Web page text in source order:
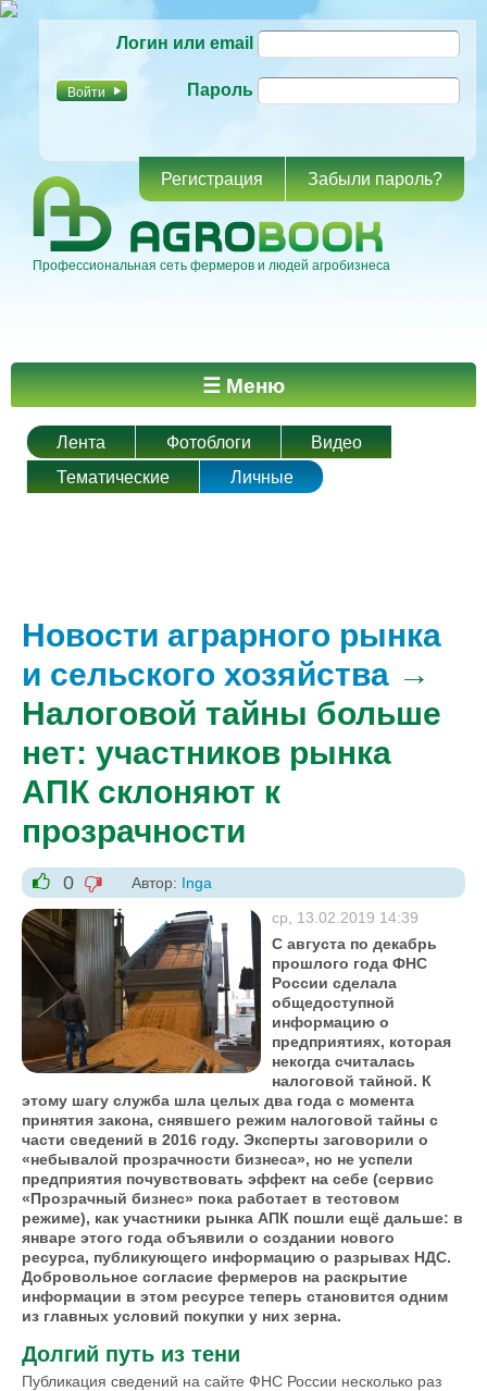
основному
Логин или email
Пароль
Регистрация Забыли пароль?
Профессиональная сеть фермеров и людей агробизнеса
Главное меню ☰ Меню
Лента Фотоблоги
Видео
Тематические
Личные
Новости аграрного рынка
и сельского хозяйства →
Налоговой тайны больше
нет: участников рынка
АПК склоняют к
прозрачности
+1
0
-1
Автор: Inga
ср, 13.02.2019 14:39
С августа по декабрь
прошлого года ФНС
России сделала
общедоступной
информацию о
предприятиях, которая
некогда считалась
налоговой тайной. К
этому шагу служба шла целых два года с момента
принятия закона, снявшего режим налоговой тайны с
части сведений в 2016 году. Эксперты заговорили о
«небывалой прозрачности бизнеса», но не успели
предприя­тия почувствовать эффект на себе (сервис
«Прозрачный бизнес» пока работает в тестовом
режиме), как участники рынка АПК пошли ещё дальше: в
январе этого года объявили о создании нового
ресурса, публикующего информацию о разрывах НДС.
Добровольное согласие фермеров на раскрытие
информации в этом ресурсе теперь становится одним
из главных условий покупки у них зерна.
Долгий путь из тени
Публикация сведений на сайте ФНС России несколько раз